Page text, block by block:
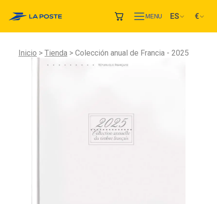
MENU ES €
Inicio Tienda Colección anual de Francia - 2025